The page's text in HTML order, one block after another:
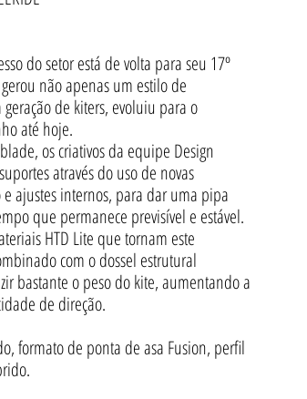
do setor está de volta para seu 17º
não apenas um estilo de
de kiters, evoluiu para o
até hoje.
os criativos da equipe Design
através do uso de novas
ajustes internos, para dar uma pipa
que permanece previsível e estável.
HTD Lite que tornam este
com o dossel estrutural
bastante o peso do kite, aumentando a
de direção.
formato de ponta de asa Fusion, perfil